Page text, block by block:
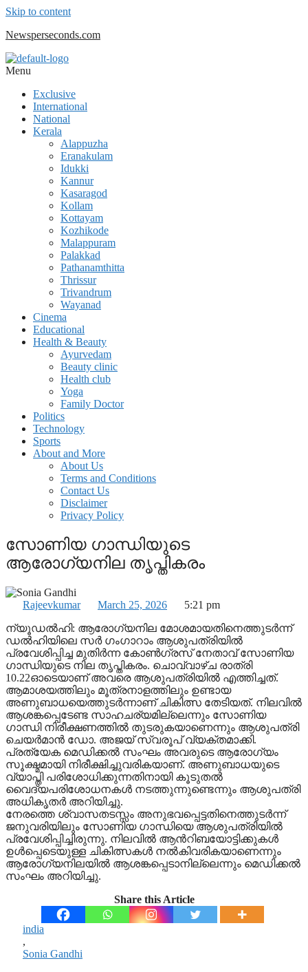
Skip to content
Newsperseconds.com
Menu
Exclusive
International
National
Kerala
Alappuzha
Eranakulam
Idukki
Kannur
Kasaragod
Kollam
Kottayam
Kozhikode
Malappuram
Palakkad
Pathanamthitta
Thrissur
Trivandrum
Wayanad
Cinema
Educational
Health & Beauty
Ayurvedam
Beauty clinic
Health club
Yoga
Family Doctor
Politics
Technology
Sports
About and More
About Us
Terms and Conditions
Contact Us
Disclaimer
Privacy Policy
സോണിയ ഗാന്ധിയുടെ
ആരോഗ്യനില തൃപ്തികരം
Rajeevkumar March 25, 2026
5:21 pm
ന്യൂഡൽഹി: ആരോഗ്യനില മോശമായതിനെത്തുടർന്ന്
ഡൽഹിയിലെ സർ ഗംഗാറാം ആശുപത്രിയിൽ
പ്രവേശിപ്പിച്ച മുതിർന്ന കോൺഗ്രസ് നേതാവ് സോണിയ
ഗാന്ധിയുടെ നില തൃപ്തികരം. ചൊവ്വാഴ്ച രാത്രി
10.22ഓടെയാണ് അവരെ ആശുപത്രിയിൽ എത്തിച്ചത്.
ആമാശയത്തിലും മൂത്രനാളത്തിലും ഉണ്ടായ
അണുബാധയെത്തുടർന്നാണ് ചികിത്സ തേടിയത്. നിലവിൽ
ആശങ്കപ്പെടേണ്ട സാഹചര്യമില്ലെന്നും സോണിയ
ഗാന്ധി നിരീക്ഷണത്തിൽ തുടരുകയാണെന്നും ആശുപത്രി
ചെയർമാൻ ഡോ. അജയ് സ്വരൂപ് വ്യക്തമാക്കി.
പ്രത്യേക മെഡിക്കൽ സംഘം അവരുടെ ആരോഗ്യം
സൂക്ഷ്മമായി നിരീക്ഷിച്ചുവരികയാണ്. അണുബാധയുടെ
വ്യാപ്തി പരിശോധിക്കുന്നതിനായി കൂടുതൽ
വൈദ്യപരിശോധനകൾ നടത്തുന്നുണ്ടെന്നും ആശുപത്രി
അധികൃതർ അറിയിച്ചു.
നേരത്തെ ശ്വാസതടസ്സം അനുഭവപ്പെട്ടതിനെത്തുടർന്ന്
ജനുവരിയിലും സോണിയ ഗാന്ധിയെ ആശുപത്രിയിൽ
പ്രവേശിപ്പിച്ചിരുന്നു. നിലവിൽ ആൻറിബയോട്ടിക്കുകൾ
ഉൾപ്പെടെയുള്ള ചികിത്സകൾ നൽകിവരികയാണെന്നും
ആരോഗ്യനിലയിൽ ആശങ്കപ്പെടാനില്ലെന്നും മെഡിക്കൽ
സംഘം അറിയിച്ചു.
Share this Article
india
,
Sonia Gandhi